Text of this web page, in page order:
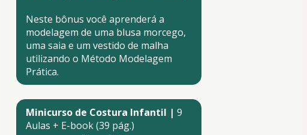
Neste bônus você aprenderá a
modelagem de uma blusa morcego,
uma saia e um vestido de malha
utilizando o Método Modelagem
Prática.
Minicurso de Costura Infantil | 9
Aulas + E-book (39 pág.)